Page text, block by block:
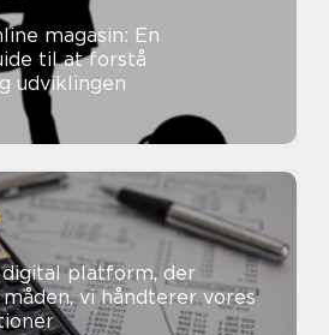
magasin: En
til at forstå
udviklingen
platform, der
vi håndterer vores